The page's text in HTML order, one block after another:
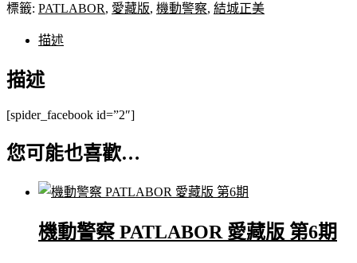
警
PATLABOR
藏
第
期
標籤: PATLABOR, 愛藏版, 機動警察, 結城正美
描述
描述
[spider_facebook id=”2″]
您可能也喜歡…
機動警察 PATLABOR 愛藏版 第6期